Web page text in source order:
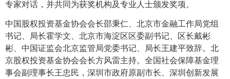
专家对话，并共同为获奖机构及专业人士颁发奖项。
中国股权投资基金协会会长邵秉仁、北京市金融工作局党组
书记、局长霍学文、北京市海淀区区委副书记、区长戴彬
彬、中国证监会北京监管局党委书记、局长王建平致辞。北
京股权投资基金协会会长方风雷主持。全国社会保障基金理
事会副理事长王忠民，深圳市政府原副市长、深圳创新发展